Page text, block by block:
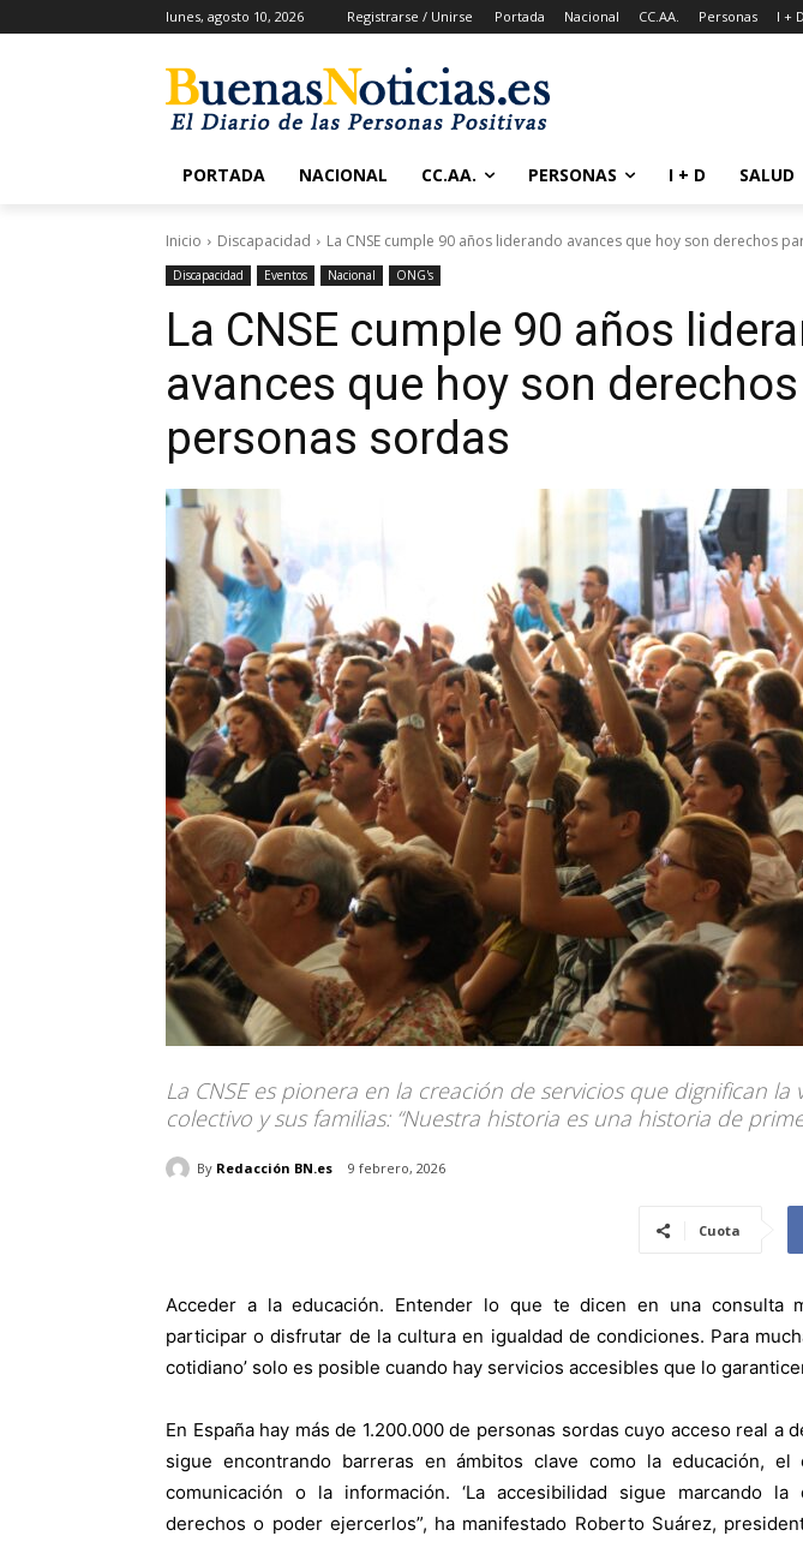
lunes, agosto 10, 2026 Registrarse / Unirse Portada Nacional CC.AA. Personas I + D
PORTADA NACIONAL CC.AA. PERSONAS I + D SALUD
Inicio Discapacidad La CNSE cumple 90 años liderando avances que hoy son derechos
Discapacidad Eventos Nacional ONG's
La CNSE cumple 90 años
avances que hoy son
personas sordas
La CNSE es pionera en la creación de servicios que dignifican la
colectivo y sus familias: “Nuestra historia es una historia de
By Redacción BN.es 9 febrero, 2026
Cuota
Acceder a la educación. Entender lo que te dicen en una consulta
participar o disfrutar de la cultura en igualdad de condiciones. Para
cotidiano’ solo es posible cuando hay servicios accesibles que lo
En España hay más de 1.200.000 de personas sordas cuyo acceso real a
sigue encontrando barreras en ámbitos clave como la educación, el
comunicación o la información. ‘La accesibilidad sigue marcando
derechos o poder ejercerlos”, ha manifestado Roberto Suárez,